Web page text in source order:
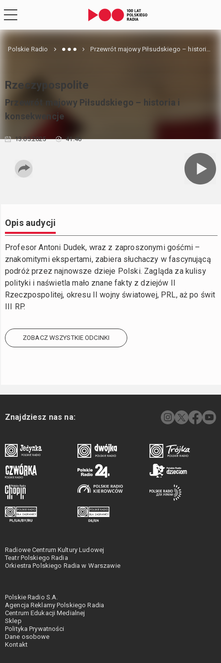
Polskie Radio Przewrót majowy Piłsudskiego – historia i konsekwencje
Rzeczypospolite
Przewrót majowy Piłsudskiego – historia i
konsekwencje
13.05.2025 41:46
Opis audycji
Profesor Antoni Dudek, wraz z zaproszonymi gośćmi –
znakomitymi ekspertami, zabiera słuchaczy w fascynującą
podróż przez najnowsze dzieje Polski. Zagląda za kulisy
polityki i naświetla mało znane fakty z dziejów II
Rzeczpospolitej, okresu II wojny światowej, PRL, aż po świt
III RP.
ZOBACZ WSZYSTKIE ODCINKI
Znajdziesz nas na:
Radiowe Centrum Kultury Ludowej
Teatr Polskiego Radia
Orkiestra Polskiego Radia w Warszawie
Polskie Radio S.A.
Agencja Reklamy Polskiego Radia
Centrum Edukacji Medialnej
Sklep
Polityka Prywatności
Dane osobowe
Kontakt